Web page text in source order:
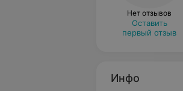
Нет отзывов
Оставить
первый отзыв
Инфо